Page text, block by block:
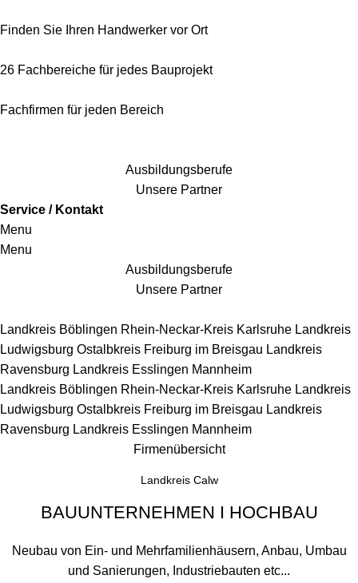
Finden Sie Ihren Handwerker vor Ort
26 Fachbereiche für jedes Bauprojekt
Fachfirmen für jeden Bereich
Ausbildungsberufe
Unsere Partner
Service / Kontakt
Menu
Menu
Ausbildungsberufe
Unsere Partner
Landkreis Böblingen Rhein-Neckar-Kreis Karlsruhe Landkreis
Ludwigsburg Ostalbkreis Freiburg im Breisgau Landkreis
Ravensburg Landkreis Esslingen Mannheim
Landkreis Böblingen Rhein-Neckar-Kreis Karlsruhe Landkreis
Ludwigsburg Ostalbkreis Freiburg im Breisgau Landkreis
Ravensburg Landkreis Esslingen Mannheim
Firmenübersicht
Landkreis Calw
BAUUNTERNEHMEN I HOCHBAU
Neubau von Ein- und Mehrfamilienhäusern, Anbau, Umbau
und Sanierungen, Industriebauten etc...